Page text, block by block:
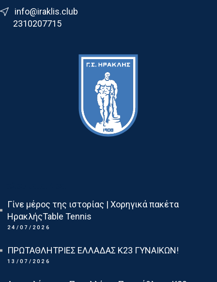
info@iraklis.club
2310207715
Γίνε μέρος της ιστορίας | Χορηγικά πακέτα
ΗρακλήςTable Tennis
24/07/2026
ΠΡΩΤΑΘΛΗΤΡΙΕΣ ΕΛΛΑΔΑΣ Κ23 ΓΥΝΑΙΚΩΝ!
13/07/2026